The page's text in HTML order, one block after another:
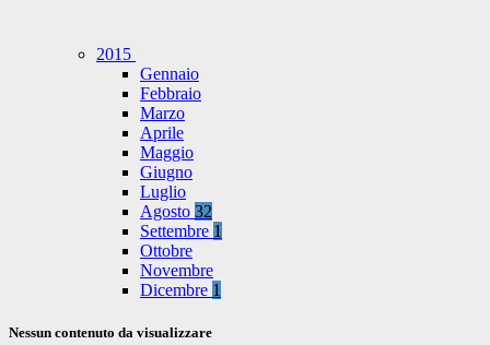
2015
Gennaio
Febbraio
Marzo
Aprile
Maggio
Giugno
Luglio
Agosto 32
Settembre 1
Ottobre
Novembre
Dicembre 1
Nessun contenuto da visualizzare